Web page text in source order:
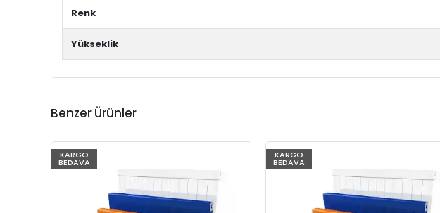
Renk
Yükseklik
Benzer Ürünler
KARGO
BEDAVA
KARGO
BEDAVA